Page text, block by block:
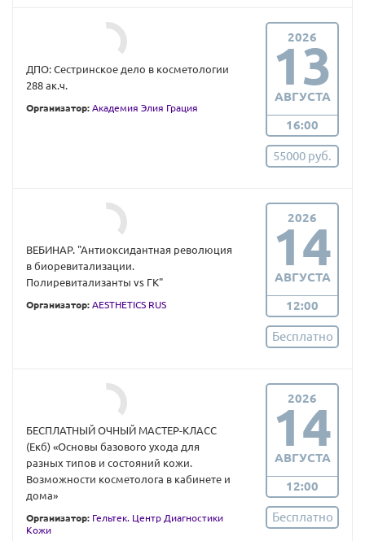
ДПО: Сестринское дело в косметологии
288 ак.ч.
Организатор: Академия Элия Грация
2026
13
АВГУСТА
16:00
55000 руб.
ВЕБИНАР. "Антиоксидантная революция
в биоревитализации.
Полиревитализанты vs ГК"
Организатор: AESTHETICS RUS
2026
14
АВГУСТА
12:00
Бесплатно
БЕСПЛАТНЫЙ ОЧНЫЙ МАСТЕР-КЛАСС
(Екб) «Основы базового ухода для
разных типов и состояний кожи.
Возможности косметолога в кабинете и
дома»
Организатор: Гельтек. Центр Диагностики
Кожи
2026
14
АВГУСТА
12:00
Бесплатно